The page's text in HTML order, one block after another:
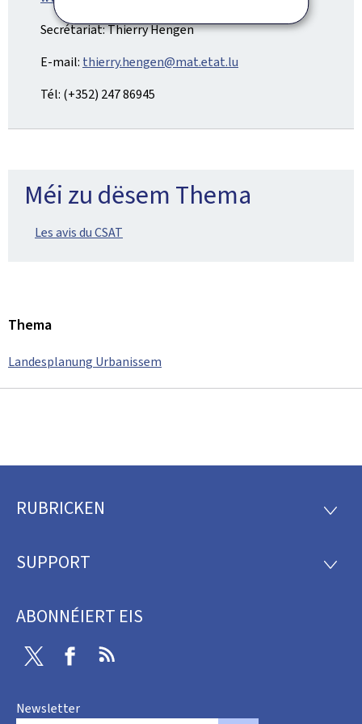
Secrétariat: Thierry Hengen
E-mail: thierry.hengen@mat.etat.lu
Tél: (+352) 247 86945
Méi zu dësem Thema
Les avis du CSAT
Thema
Landesplanung Urbanissem
Fousszeil
RUBRICKEN
SUPPORT
ABONNÉIERT EIS
Twitter Facebook
Newsletter